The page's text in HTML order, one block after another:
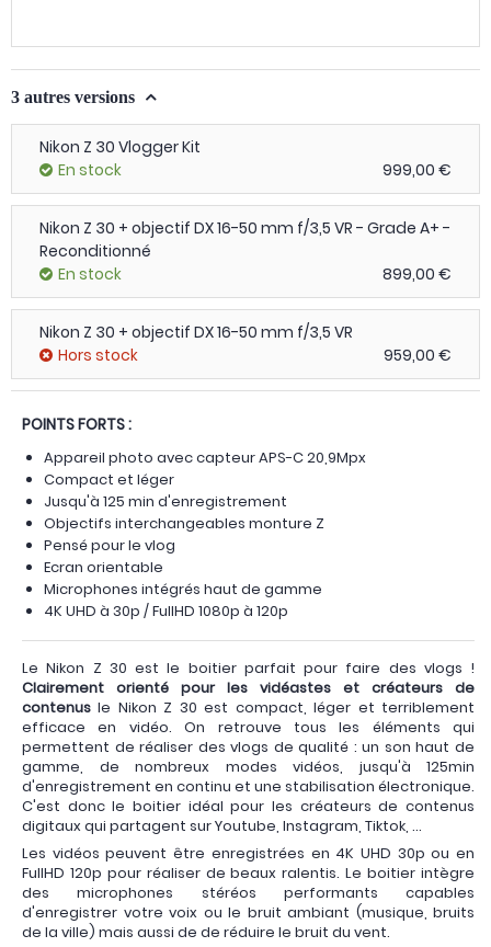
3 autres versions
Nikon Z 30 Vlogger Kit
En stock
999,00 €
Nikon Z 30 + objectif DX 16-50 mm f/3,5 VR - Grade A+ -
Reconditionné
En stock
899,00 €
Nikon Z 30 + objectif DX 16-50 mm f/3,5 VR
Hors stock
959,00 €
POINTS FORTS :
Appareil photo avec capteur APS-C 20,9Mpx
Compact et léger
Jusqu'à 125 min d'enregistrement
Objectifs interchangeables monture Z
Pensé pour le vlog
Ecran orientable
Microphones intégrés haut de gamme
4K UHD à 30p / FullHD 1080p à 120p
Le Nikon Z 30 est le boitier parfait pour faire des vlogs !
Clairement orienté pour les vidéastes et créateurs de
contenus le Nikon Z 30 est compact, léger et terriblement
efficace en vidéo. On retrouve tous les éléments qui
permettent de réaliser des vlogs de qualité : un son haut de
gamme, de nombreux modes vidéos, jusqu'à 125min
d'enregistrement en continu et une stabilisation électronique.
C'est donc le boitier idéal pour les créateurs de contenus
digitaux qui partagent sur Youtube, Instagram, Tiktok, ...
Les vidéos peuvent être enregistrées en 4K UHD 30p ou en
FullHD 120p pour réaliser de beaux ralentis. Le boitier intègre
des microphones stéréos performants capables
d'enregistrer votre voix ou le bruit ambiant (musique, bruits
de la ville) mais aussi de de réduire le bruit du vent.